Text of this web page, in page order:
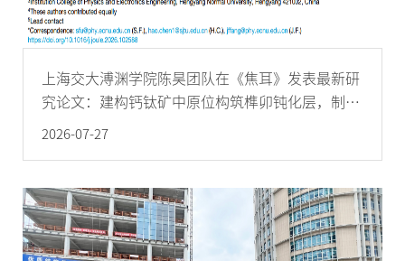
上海交大溥渊学院陈昊团队在《焦耳》发表最新研
究论文：建构钙钛矿中原位构筑榫卯钝化层，制备
2026-07-27